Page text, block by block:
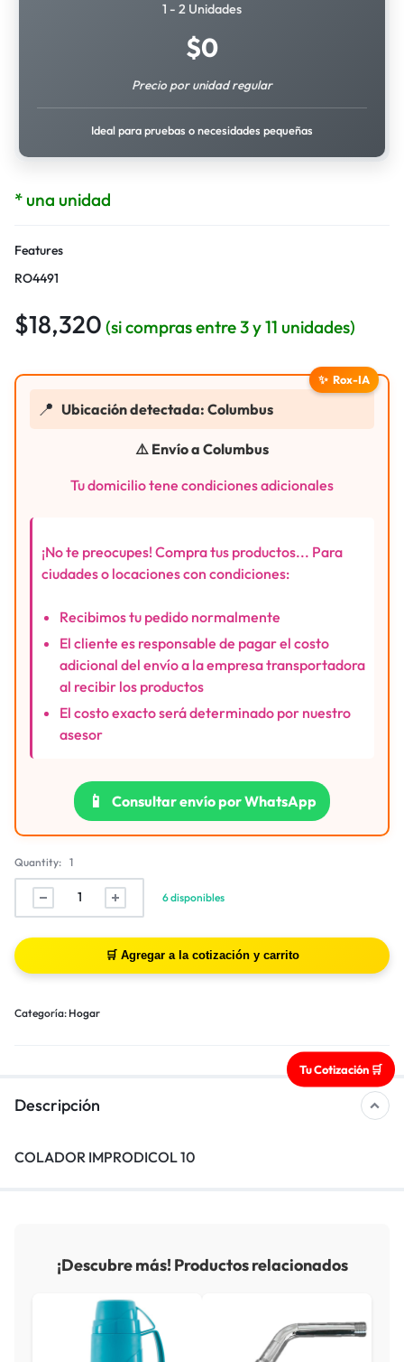
1 - 2 Unidades
$0
Precio por unidad regular
Ideal para pruebas o necesidades pequeñas
* una unidad
Features
RO4491
$18,320 (si compras entre 3 y 11 unidades)
✨ Rox-IA
📍 Ubicación detectada: Columbus
⚠️ Envío a Columbus
Tu domicilio tene condiciones adicionales
¡No te preocupes! Compra tus productos... Para
ciudades o locaciones con condiciones:
Recibimos tu pedido normalmente
El cliente es responsable de pagar el costo
adicional del envío a la empresa transportadora
al recibir los productos
El costo exacto será determinado por nuestro
asesor
📱 Consultar envío por WhatsApp
Quantity: 1
6 disponibles
Categoría: Hogar
Descripción
COLADOR IMPRODICOL 10
¡Descubre más! Productos relacionados
Tu Cotización 🛒